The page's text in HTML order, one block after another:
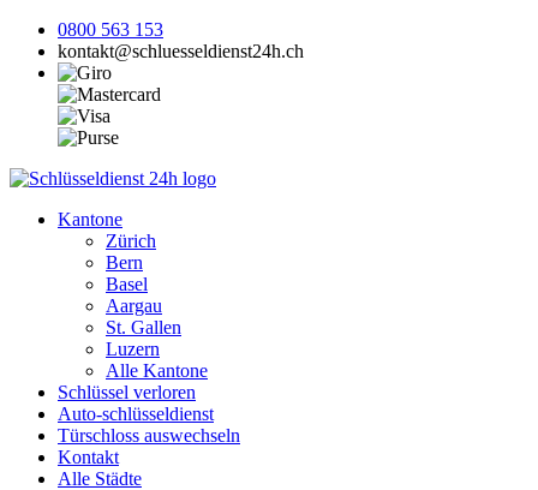
0800 563 153
kontakt@schluesseldienst24h.ch
Kantone
Zürich
Bern
Basel
Aargau
St. Gallen
Luzern
Alle Kantone
Schlüssel verloren
Auto-schlüsseldienst
Türschloss auswechseln
Kontakt
Alle Städte